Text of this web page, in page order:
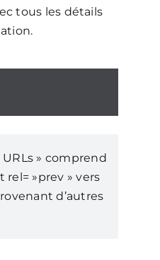
tous les détails
» comprend
»prev » vers
d’autres